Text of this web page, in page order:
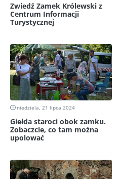
Zwiedź Zamek Królewski z
Centrum Informacji
Turystycznej
niedziela, 21 lipca 2024
Giełda staroci obok zamku.
Zobaczcie, co tam można
upolować